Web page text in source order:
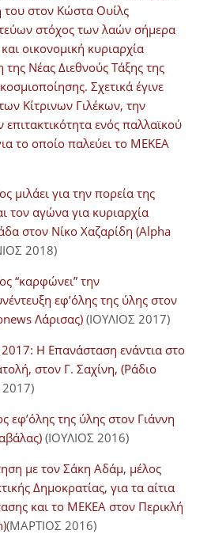
στον Κώστα Ουίλς
στόχος των λαών σήμερα
οικονομική κυριαρχία
Νέας Διεθνούς Τάξης της
Σχετικά έγινε
Κίτρινων Γιλέκων, την
επιτακτικότητα ενός παλλαϊκού
το οποίο παλεύει το ΜΕΚΕΑ
μιλάει για την πορεία της
τον αγώνα για κυριαρχία
στον Νίκο Χαζαρίδη (Alpha
2018)
“καρφώνει” την
εφ’όλης της ύλης στον
Λάρισας) (ΙΟΥΛΙΟΣ 2017)
2017: Η Επανάσταση ενάντια στο
στον Γ. Σαχίνη, (Ράδιο
της ύλης στον Γιάννη
(ΙΟΥΛΙΟΣ 2016)
με τον Σάκη Αδάμ, μέλος
Δημοκρατίας, για τα αίτια
και το ΜΕΚΕΑ στον Περικλή
(ΜΑΡΤΙΟΣ 2016)